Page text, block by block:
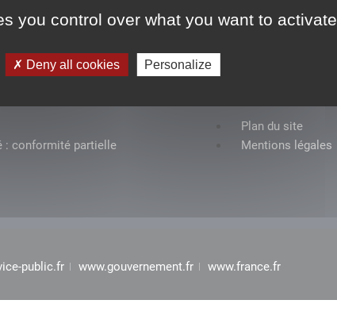
you control over what you want to activate
Deny all cookies Personalize
Plan du site
: conformité partielle
Mentions légales
public.fr www.gouvernement.fr www.france.fr